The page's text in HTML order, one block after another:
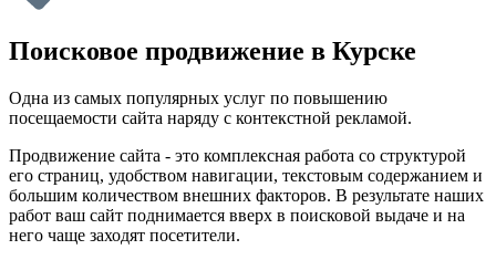
Поисковое продвижение в Курске
Одна из самых популярных услуг по повышению
посещаемости сайта наряду с контекстной рекламой.
Продвижение сайта - это комплексная работа со структурой
его страниц, удобством навигации, текстовым содержанием и
большим количеством внешних факторов. В результате наших
работ ваш сайт поднимается вверх в поисковой выдаче и на
него чаще заходят посетители.